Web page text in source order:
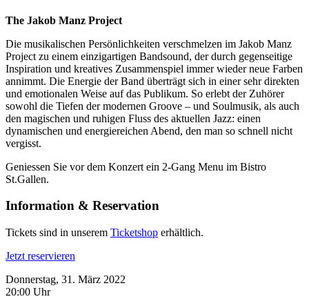
The Jakob Manz Project
Die musikalischen Persönlichkeiten verschmelzen im Jakob Manz
Project zu einem einzigartigen Bandsound, der durch gegenseitige
Inspiration und kreatives Zusammenspiel immer wieder neue Farben
annimmt. Die Energie der Band überträgt sich in einer sehr direkten
und emotionalen Weise auf das Publikum. So erlebt der Zuhörer
sowohl die Tiefen der modernen Groove – und Soulmusik, als auch
den magischen und ruhigen Fluss des aktuellen Jazz: einen
dynamischen und energiereichen Abend, den man so schnell nicht
vergisst.
Geniessen Sie vor dem Konzert ein 2-Gang Menu im Bistro
St.Gallen.
Information & Reservation
Tickets sind in unserem Ticketshop erhältlich.
Jetzt reservieren
Donnerstag, 31. März 2022
20:00 Uhr